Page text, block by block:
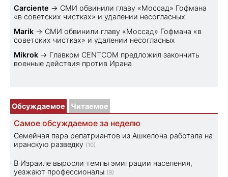
Carciente → СМИ обвинили главу «Моссад» Гофмана
«в советских чистках» и удалении несогласных
Marik → СМИ обвинили главу «Моссад» Гофмана «в
советских чистках» и удалении несогласных
Mikrok → Главком CENTCOM предложил закончить
военные действия против Ирана
Обсуждаемое Читаемое
Самое обсуждаемое за неделю
Семейная пара репатриантов из Ашкелона работала на
иранскую разведку (10)
В Израиле выросли темпы эмиграции населения,
уезжают профессионалы (9)